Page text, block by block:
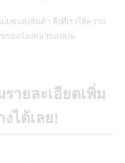
บขนส่งสินค้า สิ่งที่เราให้ความ
ของน้องหมาของคุณ
ายละเอียดเพิ่ม
ได้เลย!